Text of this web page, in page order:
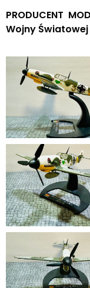
PRODUCENT
Wojny